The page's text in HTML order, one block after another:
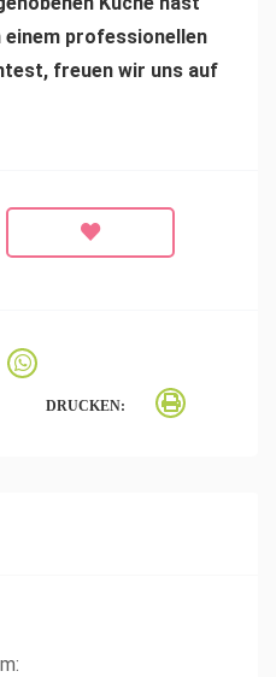
einem professionellen
freuen wir uns auf
DRUCKEN: